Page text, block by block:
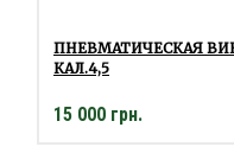
ПНЕВМАТИЧЕСКАЯ
КАЛ.4,5
15 000 грн.